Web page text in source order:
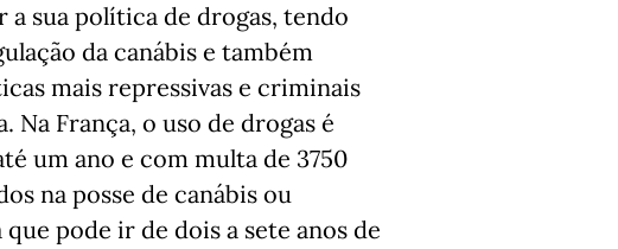
a sua política de drogas, tendo
da canábis e também
mais repressivas e criminais
Na França, o uso de drogas é
um ano e com multa de 3750
na posse de canábis ou
pode ir de dois a sete anos de